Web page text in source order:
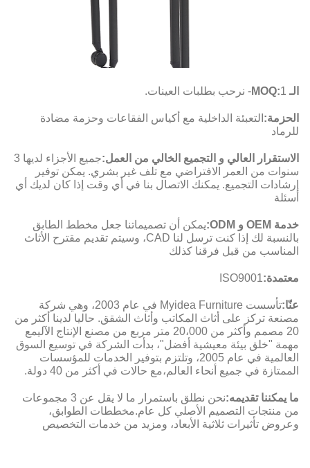
الـ MOQ:1- نرحب بطلبات العينات.
الحزمة:التعبئة الداخلية مع أكياس الفقاعات وحزمة مضادة
للرماد
الاستقرار العالي و التجميع الخالي من العمل:
جميع الأجزاء لديها 3
سنوات من العمر الافتراضي مع تلف غير بشري. يمكن توفير
إرشادات التجميع. يمكنك الاتصال بنا في أي وقت إذا كان لديك أي
أسئلة
خدمة OEM و ODM:
يمكن أن تصميماتنا جعل مخطط الطابق
بالنسبة لك إذا كنت ترسل لنا CAD، وسيتم تقديم مقترح الأثاث
المناسب من قبل فرقنا كذلك
معتمدة:ISO9001
عنّا:
تأسست Myidea Furniture في عام 2003، وهي شركة
مصنعة تركز على أثاث المكاتب وأثاث الشقق. حاليا لدينا أكثر من
20 مصمم وأكثر من 20،000 متر مربع من مصنع الإنتاج الآليمع
مهمة "خلق بيئة معيشية أفضل"، بدأت الشركة في توسيع السوق
العالمية في عام 2005، وتلتزم بتوفير الخدمات للمؤسسات
الممتازة في جميع أنحاء العالم،مع حالات في أكثر من 40 دولة.
ما يمكننا تقديمه:
نحن نطلق باستمرار ما لا يقل عن 3 مجموعات
من منتجات التصميم الأصلي كل عام.مخططات الطوابق،
وعروض تأثيرات ثلاثية الأبعاد، ومزيد من خدمات التخصيص